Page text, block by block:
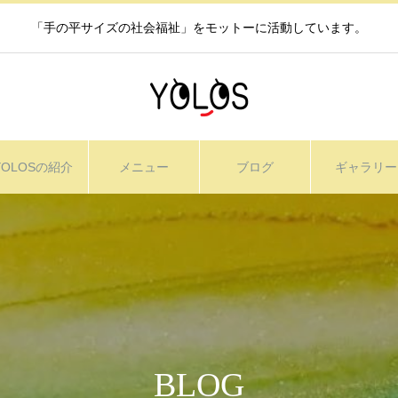
「手の平サイズの社会福祉」をモットーに活動しています。
の紹介 メニュー ブログ ギャラリー
BLOG